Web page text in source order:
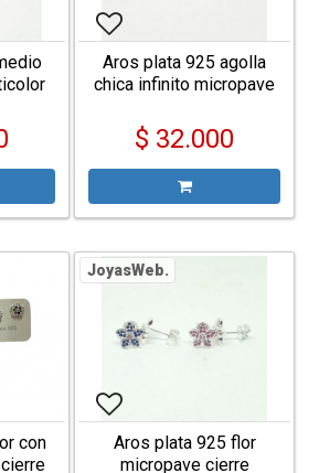
Aros plata 925 agolla
chica infinito micropave
$ 32.000
con
JoyasWeb.
Aros plata 925 flor
micropave cierre